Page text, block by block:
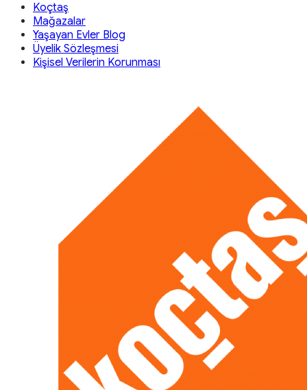
Koçtaş
Mağazalar
Yaşayan Evler Blog
Üyelik Sözleşmesi
Kişisel Verilerin Korunması